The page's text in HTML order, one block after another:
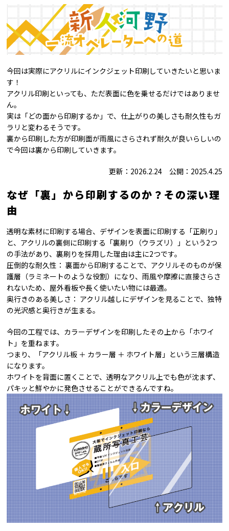
今回は実際にアクリルにインクジェット印刷していきたいと思いま
す！
アクリル印刷といっても、ただ表面に色を乗せるだけではありませ
ん。
実は「どの面から印刷するか」で、仕上がりの美しさも耐久性もガ
ラリと変わるそうです。
裏から印刷した方が印刷面が雨風にさらされず耐久が良いらしいの
で今回は裏から印刷していきます。
更新：2026.2.24 公開：2025.4.25
なぜ「裏」から印刷するのか？その深い理
由
透明な素材に印刷する場合、デザインを表面に印刷する「正刷り」
と、アクリルの裏側に印刷する「裏刷り（ウラズリ）」という2つ
の手法があり、裏刷りを採用した理由は主に2つです。
圧倒的な耐久性： 裏面から印刷することで、アクリルそのものが保
護層（ラミネートのような役割）になり、雨風や摩擦に直接さらさ
れないため、屋外看板や長く使いたい物には最適。
奥行きのある美しさ： アクリル越しにデザインを見ることで、独特
の光沢感と奥行きが生まる。
今回の工程では、カラーデザインを印刷したその上から「ホワイ
ト」を重ねます。
つまり、「アクリル板 ＋ カラー層 ＋ ホワイト層」という三層構造
になります。
ホワイトを背面に置くことで、透明なアクリル上でも色が沈まず、
パキッと鮮やかに発色させることができるんですね。